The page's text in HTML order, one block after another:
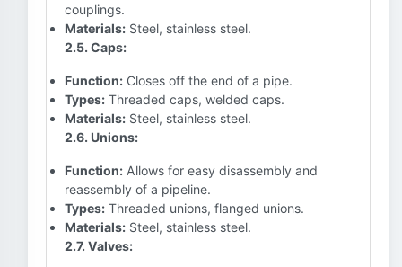
couplings.
Materials: Steel, stainless steel.
2.5. Caps:
Function: Closes off the end of a pipe.
Types: Threaded caps, welded caps.
Materials: Steel, stainless steel.
2.6. Unions:
Function: Allows for easy disassembly and
reassembly of a pipeline.
Types: Threaded unions, flanged unions.
Materials: Steel, stainless steel.
2.7. Valves: